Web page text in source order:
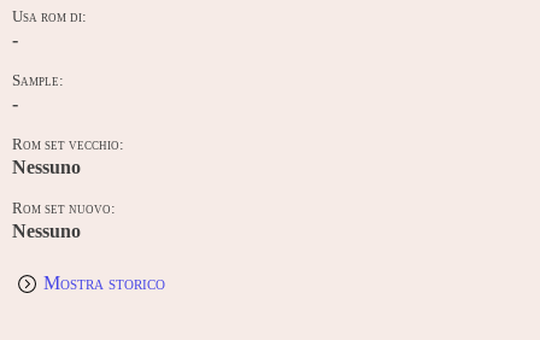
Usa rom di:
-
Sample:
-
Rom set vecchio:
Nessuno
Rom set nuovo:
Nessuno
Mostra storico